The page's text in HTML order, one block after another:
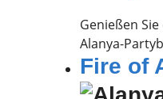
Genießen
Alanya-
Fire of